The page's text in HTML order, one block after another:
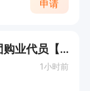
申请
【直接电联】大润发超市招收团购业代员【底薪+奖金+伙食补贴】
1小时前